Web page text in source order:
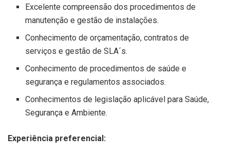
Excelente compreensão dos procedimentos de
manutenção e gestão de instalações.
Conhecimento de orçamentação, contratos de
serviços e gestão de SLA´s.
Conhecimento de procedimentos de saúde e
segurança e regulamentos associados.
Conhecimentos de legislação aplicável para Saúde,
Segurança e Ambiente.
Experiência preferencial: